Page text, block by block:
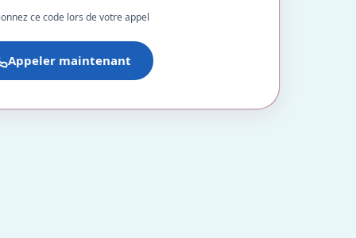
ce code lors de votre appel
Appeler maintenant